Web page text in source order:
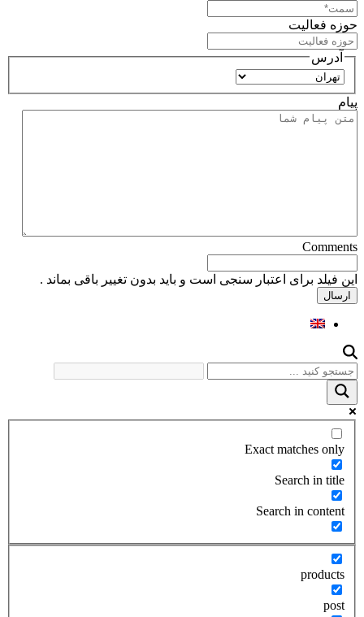
حوزه فعالیت
آدرس
استان
پیام
Comments
این فیلد برای اعتبار سنجی است و باید بدون تغییر باقی بماند .
Exact matches only
Search in title
Search in content
products
post